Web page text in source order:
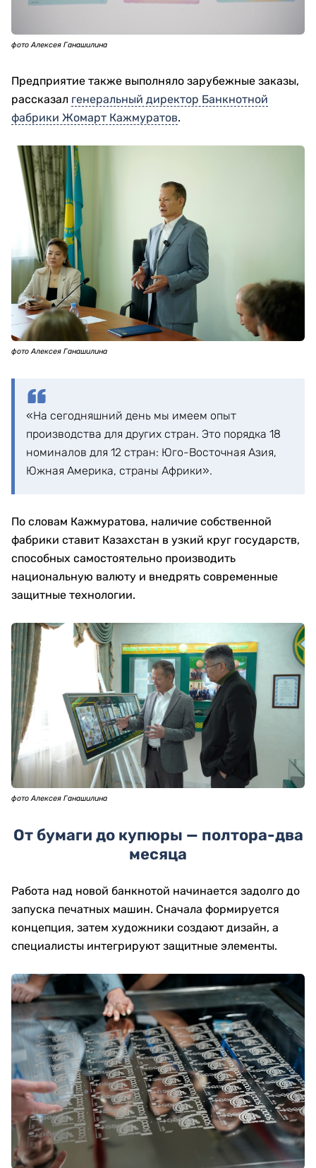
фото Алексея Ганашилина
Предприятие также выполняло зарубежные заказы,
рассказал генеральный директор Банкнотной
фабрики Жомарт Кажмуратов.
фото Алексея Ганашилина
«На сегодняшний день мы имеем опыт
производства для других стран. Это порядка 18
номиналов для 12 стран: Юго-Восточная Азия,
Южная Америка, страны Африки».
По словам Кажмуратова, наличие собственной
фабрики ставит Казахстан в узкий круг государств,
способных самостоятельно производить
национальную валюту и внедрять современные
защитные технологии.
фото Алексея Ганашилина
От бумаги до купюры — полтора-два
месяца
Работа над новой банкнотой начинается задолго до
запуска печатных машин. Сначала формируется
концепция, затем художники создают дизайн, а
специалисты интегрируют защитные элементы.